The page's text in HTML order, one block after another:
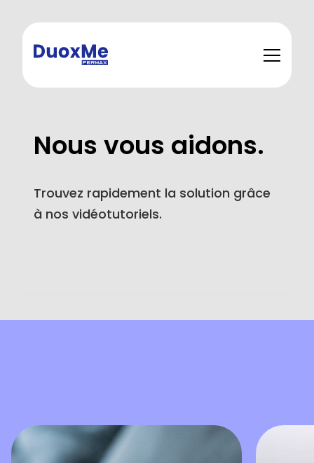
Nous vous aidons.
Trouvez rapidement la solution grâce
à nos vidéotutoriels.